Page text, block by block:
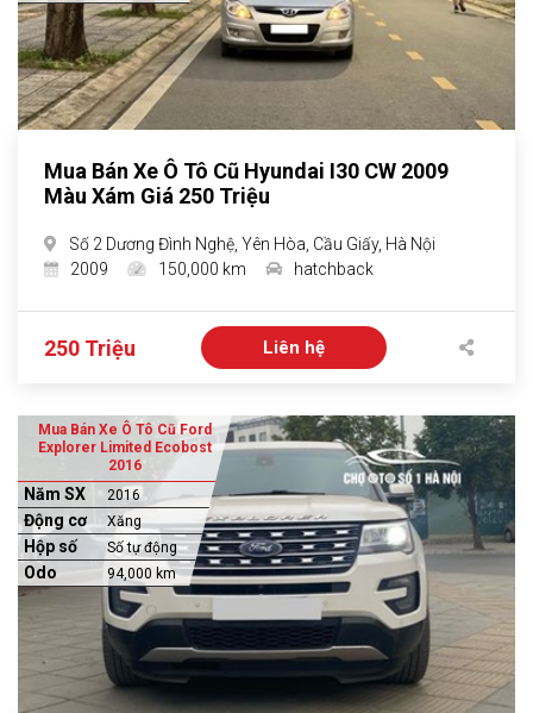
Mua Bán Xe Ô Tô Cũ Hyundai I30 CW 2009
Màu Xám Giá 250 Triệu
Số 2 Dương Đình Nghệ, Yên Hòa, Cầu Giấy, Hà Nội
2009
150,000 km hatchback
250 Triệu Liên hệ
Mua Bán Xe Ô Tô Cũ Ford
Explorer Limited Ecobost
2016
Năm SX 2016
Động cơ Xăng
Hộp số Số tự động
Odo 94,000 km